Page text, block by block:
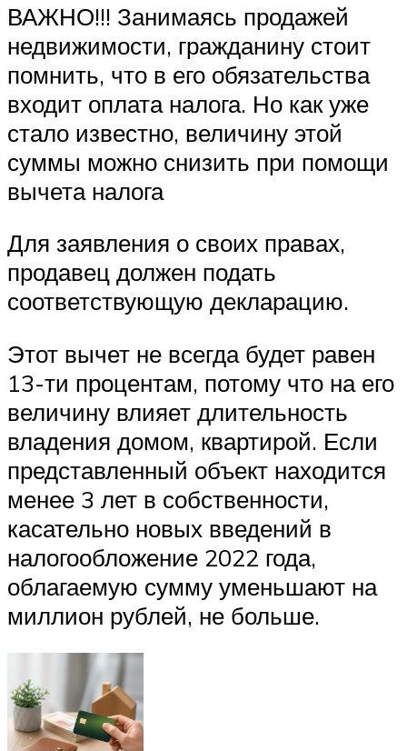
ВАЖНО!!! Занимаясь продажей
недвижимости, гражданину стоит
помнить, что в его обязательства
входит оплата налога. Но как уже
стало известно, величину этой
суммы можно снизить при помощи
вычета налога
Для заявления о своих правах,
продавец должен подать
соответствующую декларацию.
Этот вычет не всегда будет равен
13-ти процентам, потому что на его
величину влияет длительность
владения домом, квартирой. Если
представленный объект находится
менее 3 лет в собственности,
касательно новых введений в
налогообложение 2022 года,
облагаемую сумму уменьшают на
миллион рублей, не больше.